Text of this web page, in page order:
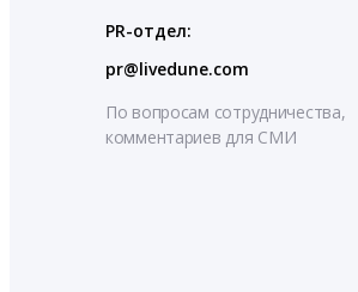
PR-отдел:
pr@livedune.com
По вопросам сотрудничества,
комментариев для СМИ